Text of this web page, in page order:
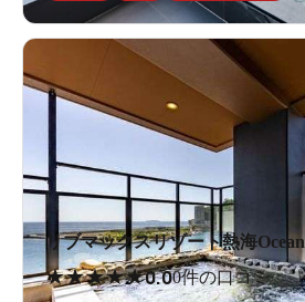
リブマックスリゾート熱海Ocean
★★★★★0.00件の口コミ